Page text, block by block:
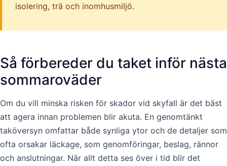
isolering, trä och inomhusmiljö.
Så förbereder du taket inför nästa
sommaroväder
Om du vill minska risken för skador vid skyfall är det bäst
att agera innan problemen blir akuta. En genomtänkt
taköversyn omfattar både synliga ytor och de detaljer som
ofta orsakar läckage, som genomföringar, beslag, rännor
och anslutningar. När allt detta ses över i tid blir det